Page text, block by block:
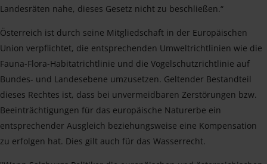
Landesräten nahe, dieses Gesetz nicht zu beschließen.“
Österreich ist durch seine Mitgliedschaft in der Europäischen
Union verpflichtet, die entsprechenden Umweltrichtlinien wie die
Fauna-Flora-Habitatrichtlinie und die Vogelschutzrichtlinie auf
Bundes- und Landesebene umzusetzen. Geltender Bestandteil
dieses Rechtes ist, dass bei unvermeidbaren Zerstörungen bzw.
Beeinträchtigungen für das europäische Naturerbe ein
entsprechender Ausgleich beziehungsweise eine Kompensation
zu erfolgen hat. Dies gilt auch für das Wasserrecht.